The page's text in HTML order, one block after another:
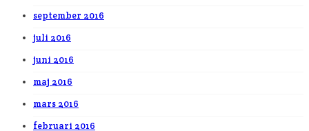
september 2016
juli 2016
juni 2016
maj 2016
mars 2016
februari 2016